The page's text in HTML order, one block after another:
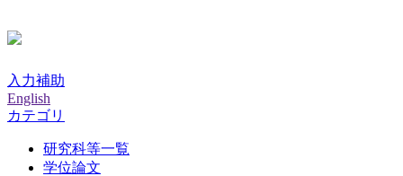
入力補助
English
カテゴリ
研究科等一覧
学位論文